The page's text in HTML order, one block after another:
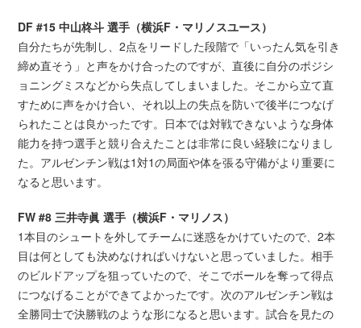
DF #15 中山柊斗 選手（横浜F・マリノスユース）
自分たちが先制し、2点をリードした段階で「いったん気を引き
締め直そう」と声をかけ合ったのですが、直後に自分のポジシ
ョニングミスなどから失点してしまいました。そこから立て直
すために声をかけ合い、それ以上の失点を防いで後半につなげ
られたことは良かったです。日本では対戦できないような身体
能力を持つ選手と競り合えたことは非常に良い経験になりまし
た。アルゼンチン戦は1対1の局面や体を張る守備がより重要に
なると思います。
FW #8 三井寺眞 選手（横浜F・マリノス）
1本目のシュートを外してチームに迷惑をかけていたので、2本
目は何としても決めなければいけないと思っていました。相手
のビルドアップを狙っていたので、そこでボールを奪って得点
につなげることができてよかったです。次のアルゼンチン戦は
全勝同士で決勝戦のような形になると思います。試合を見たの